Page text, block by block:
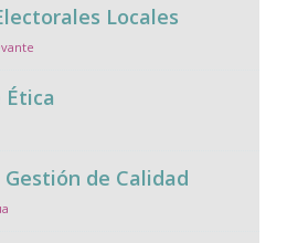
Locales
de Calidad